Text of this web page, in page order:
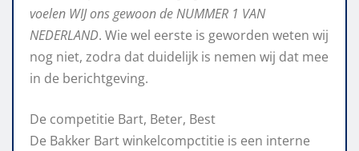
voelen WIJ ons gewoon de NUMMER 1 VAN
NEDERLAND. Wie wel eerste is geworden weten wij
nog niet, zodra dat duidelijk is nemen wij dat mee
in de berichtgeving.
De competitie Bart, Beter, Best
De Bakker Bart winkelcompctitie is een interne